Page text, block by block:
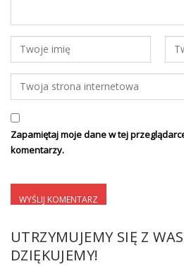
Zapamiętaj moje dane w tej
komentarzy.
UTRZYMUJEMY SIĘ Z
DZIĘKUJEMY!